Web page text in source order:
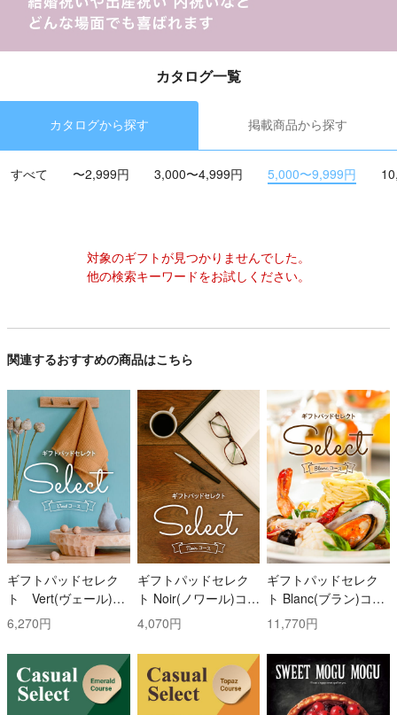
カタログ一覧
カタログから探す 掲載商品から探す
すべて 〜2,999円 3,000〜4,999円 5,000〜9,999円
対象のギフトが見つかりませんでした。
他の検索キーワードをお試しください。
関連するおすすめの商品はこちら
ギフトパッドセレク
ト Vert(ヴェール)コ
ース
6,270円
ギフトパッドセレク
ト Noir(ノワール)コー
ス
4,070円
ギフトパッドセレク
ト Blanc(ブラン)コー
ス
11,770円